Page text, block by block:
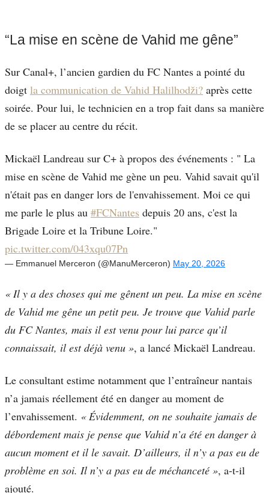
“La mise en scène de Vahid me gêne”
Sur Canal+, l’ancien gardien du FC Nantes a pointé du
doigt la communication de Vahid Halilhodži? après cette
soirée. Pour lui, le technicien en a trop fait dans sa manière
de se placer au centre du récit.
Mickaël Landreau sur C+ à propos des événements : " La
mise en scène de Vahid me gène un peu. Vahid savait qu'il
n'était pas en danger lors de l'envahissement. Moi ce qui
me parle le plus au #FCNantes depuis 20 ans, c'est la
Brigade Loire et la Tribune Loire."
pic.twitter.com/043xqu07Pn
— Emmanuel Merceron (@ManuMerceron) May 20, 2026
« Il y a des choses qui me gênent un peu. La mise en scène
de Vahid me gêne un petit peu. Je trouve que Vahid parle
du FC Nantes, mais il est venu pour lui parce qu’il
connaissait, il est déjà venu », a lancé Mickaël Landreau.
Le consultant estime notamment que l’entraîneur nantais
n’a jamais réellement été en danger au moment de
l’envahissement. « Évidemment, on ne souhaite jamais de
débordement mais je pense que Vahid n’a été en danger à
aucun moment et il le savait. D’ailleurs, il n’y a pas eu de
problème en soi. Il n’y a pas eu de méchanceté », a-t-il
ajouté.